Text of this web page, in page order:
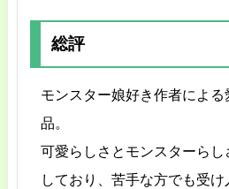
総評
モンスター娘好き作者によ
品。
可愛らしさとモンスターらし
しており、苦手な方でも受